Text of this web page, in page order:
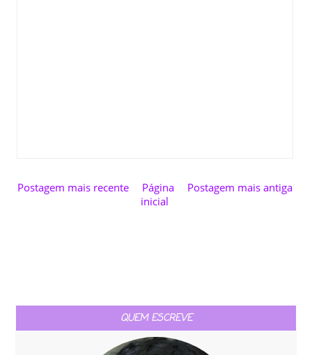
Postagem mais recente Postagem mais antiga
Página
inicial
QUEM ESCREVE